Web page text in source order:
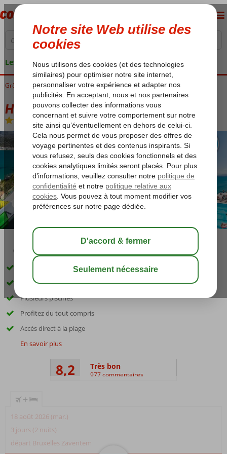
Les garanties de vacances
Grèce Crète Stalis Horizon Beach
Horizon Beach
All Inclusive
03:30 sauver
Parc aquatique éclaboussant !
À seulement 500 mètres de Stalis
Plusieurs piscines
Profitez du tout compris
Accès direct à la plage
En savoir plus
8,2 Très bon
977 commentaires
+
18 août 2026 (mar.)
3 jours (2 nuits)
départ Bruxelles Zaventem